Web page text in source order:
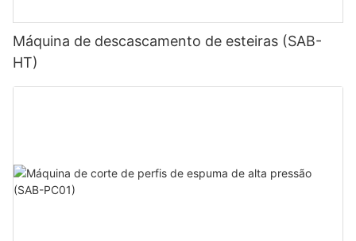
Máquina de descascamento de esteiras (SAB-
HT)